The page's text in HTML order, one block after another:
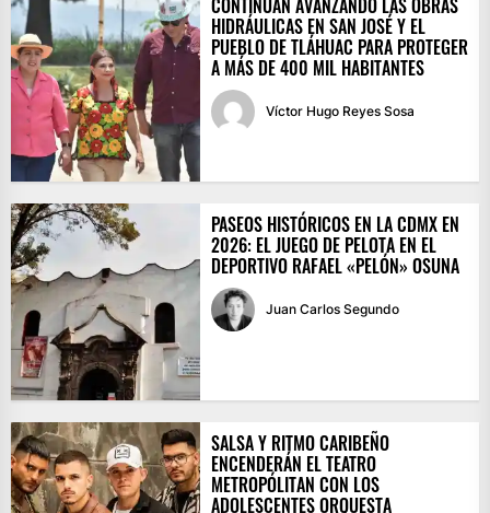
CONTINÚAN AVANZANDO LAS OBRAS
HIDRÁULICAS EN SAN JOSÉ Y EL
PUEBLO DE TLÁHUAC PARA PROTEGER
A MÁS DE 400 MIL HABITANTES
Víctor Hugo Reyes Sosa
PASEOS HISTÓRICOS EN LA CDMX EN
2026: EL JUEGO DE PELOTA EN EL
DEPORTIVO RAFAEL «PELÓN» OSUNA
Juan Carlos Segundo
SALSA Y RITMO CARIBEÑO
ENCENDERÁN EL TEATRO
METROPÓLITAN CON LOS
ADOLESCENTES ORQUESTA